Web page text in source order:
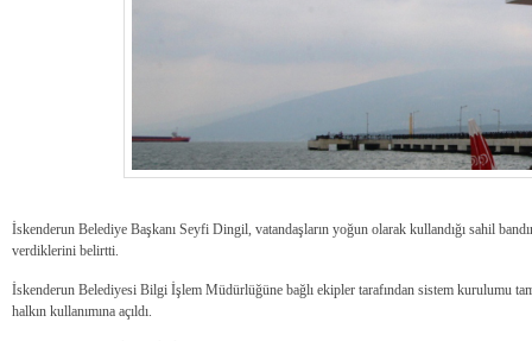
İskenderun Belediye Başkanı Seyfi Dingil, vatandaşların yoğun olarak kullandığı sahil
verdiklerini belirtti.
İskenderun Belediyesi Bilgi İşlem Müdürlüğüne bağlı ekipler tarafından sistem kurulumu
halkın kullanımına açıldı.